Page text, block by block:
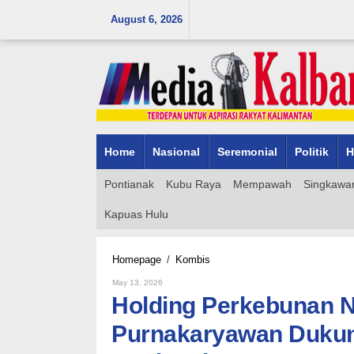
August 6, 2026
Home Nasional Seremonial Politik
Pontianak Kubu Raya Mempawah
Kapuas Hulu
Homepage / Kombis
Perkuat
Silaturahmi,
Purnakaryawan
Dukung
May 13, 2026
Holding Perkebunan
Purnakaryawan